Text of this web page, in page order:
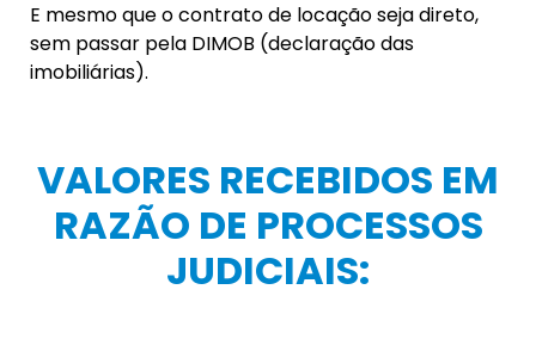
E mesmo que o contrato de locação seja direto,
sem passar pela DIMOB (declaração das
imobiliárias).
VALORES RECEBIDOS EM
RAZÃO DE PROCESSOS
JUDICIAIS: